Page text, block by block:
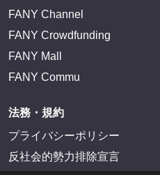
FANY Channel
FANY Crowdfunding
FANY Mall
FANY Commu
法務・規約
プライバシーポリシー
反社会的勢力排除宣言